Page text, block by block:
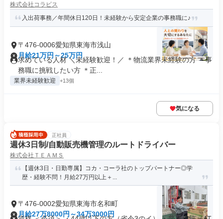
株式会社コラビス
入出荷事務／年間休日120日！未経験から安定企業の事務職に♪
〒476-0006愛知県東海市浅山
月給21万円～25万円
求めている人材 ＼未経験歓迎！／ ＊物流業界未経験の方 ＊事
務職に挑戦したい方 ＊正...
業界未経験歓迎 +13個
気になる
正社員
週休3日制/自動販売機管理のルートドライバー
株式会社ＴＥＡＭＳ
【週休3日・日勤専属】コカ・コーラ社のトップパートナー◎学
歴・経験不問！月給27万円以上＋...
〒476-0002愛知県東海市名和町
月給27万8000円～34万3000円